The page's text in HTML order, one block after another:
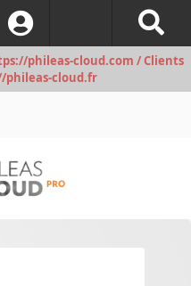
phileas-cloud.com / Clients
cloud.fr
S’identifier